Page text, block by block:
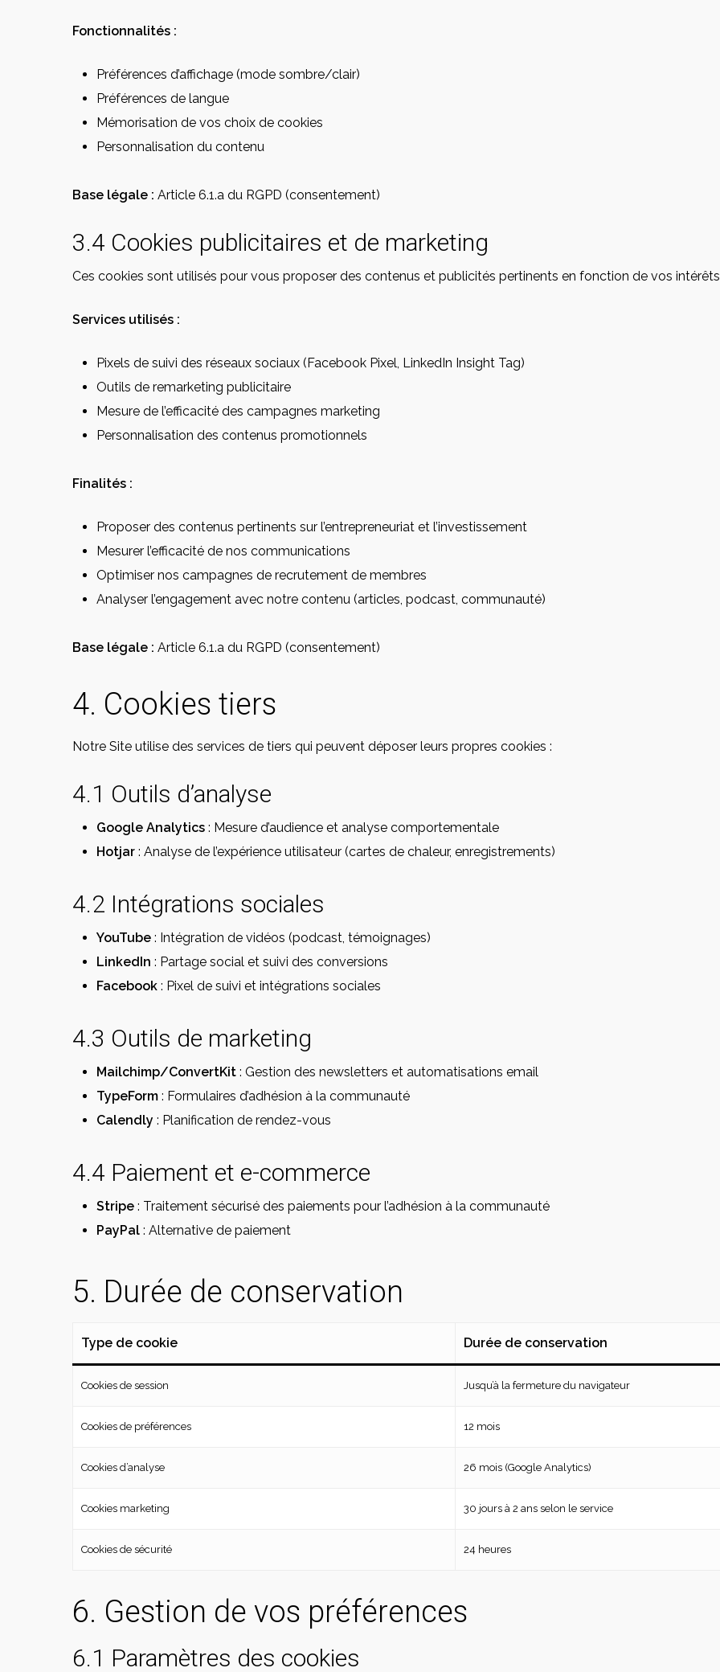
Fonctionnalités :
Préférences d’affichage (mode sombre/clair)
Préférences de langue
Mémorisation de vos choix de cookies
Personnalisation du contenu
Base légale : Article 6.1.a du RGPD (consentement)
3.4 Cookies publicitaires et de marketing
Ces cookies sont utilisés pour vous proposer des contenus et publicités pertinents en fonction de vos
Services utilisés :
Pixels de suivi des réseaux sociaux (Facebook Pixel, LinkedIn Insight Tag)
Outils de remarketing publicitaire
Mesure de l’efficacité des campagnes marketing
Personnalisation des contenus promotionnels
Finalités :
Proposer des contenus pertinents sur l’entrepreneuriat et l’investissement
Mesurer l’efficacité de nos communications
Optimiser nos campagnes de recrutement de membres
Analyser l’engagement avec notre contenu (articles, podcast, communauté)
Base légale : Article 6.1.a du RGPD (consentement)
4. Cookies tiers
Notre Site utilise des services de tiers qui peuvent déposer leurs propres cookies :
4.1 Outils d’analyse
Google Analytics : Mesure d’audience et analyse comportementale
Hotjar : Analyse de l’expérience utilisateur (cartes de chaleur, enregistrements)
4.2 Intégrations sociales
YouTube : Intégration de vidéos (podcast, témoignages)
LinkedIn : Partage social et suivi des conversions
Facebook : Pixel de suivi et intégrations sociales
4.3 Outils de marketing
Mailchimp/ConvertKit : Gestion des newsletters et automatisations email
TypeForm : Formulaires d’adhésion à la communauté
Calendly : Planification de rendez-vous
4.4 Paiement et e-commerce
Stripe : Traitement sécurisé des paiements pour l’adhésion à la communauté
PayPal : Alternative de paiement
5. Durée de conservation
Type de cookie Durée de conservation
Cookies de session Jusqu’à la fermeture du navigateur
Cookies de préférences 12 mois
Cookies d’analyse 26 mois (Google Analytics)
Cookies marketing 30 jours à 2 ans selon le service
Cookies de sécurité 24 heures
6. Gestion de vos préférences
6.1 Paramètres des cookies
des réductions spéciales